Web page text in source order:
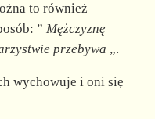
to również
” Mężczyznę
przebywa „.
wychowuje i oni się